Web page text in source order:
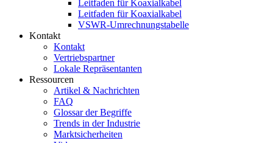
Leitfaden für Koaxialkabel
Leitfaden für Koaxialkabel
VSWR-Umrechnungstabelle
Kontakt
Kontakt
Vertriebspartner
Lokale Repräsentanten
Ressourcen
Artikel & Nachrichten
FAQ
Glossar der Begriffe
Trends in der Industrie
Marktsicherheiten